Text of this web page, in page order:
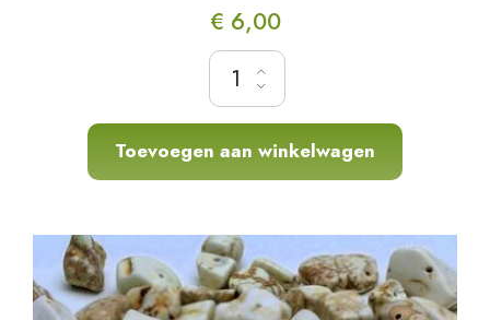
€ 6,00
Carneool streng ca.86cm hoeveelheid
Toevoegen aan winkelwagen